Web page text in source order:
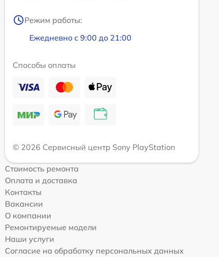
Режим работы:
Ежедневно с 9:00 до 21:00
Способы оплаты
© 2026 Сервисный центр Sony PlayStation
Стоимость ремонта
Оплата и доставка
Контакты
Вакансии
О компании
Ремонтируемые модели
Наши услуги
Согласие на обработку персональных данных